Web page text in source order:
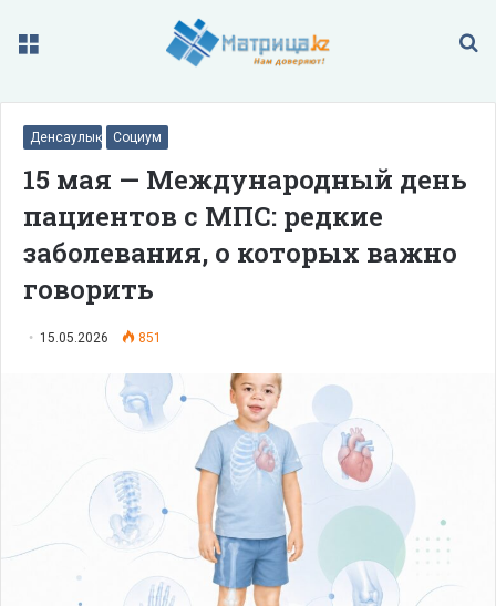
Меню
Денсаулық Социум
15 мая — Международный день
пациентов с МПС: редкие
заболевания, о которых важно
говорить
15.05.2026 851